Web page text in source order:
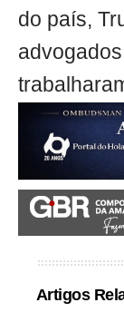
do país,
Artigos